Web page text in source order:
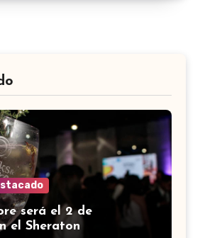
será el 2 de
el Sheraton